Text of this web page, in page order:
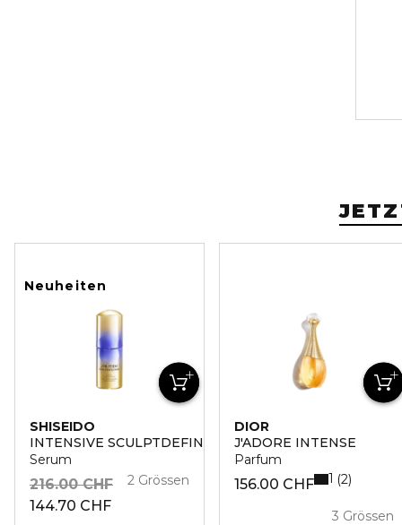
Neuheiten
SHISEIDO
INTENSIVE SCULPTDEFINE SERUM
Serum
144.70 CHF
216.00 CHF 2 Grössen
DIOR
J'ADORE INTENSE
Parfum
156.00 CHF
3 Grössen
1 2